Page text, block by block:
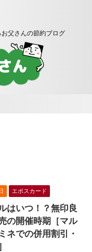
父さんの節約ブログ
エポスカード
はいつ！？無印良
の開催時期［マル
ネでの併用割引・